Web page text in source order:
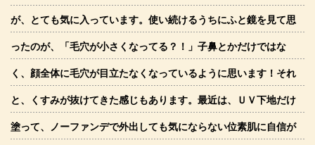
が、とても気に入っています。使い続けるうちにふと鏡を見て思
ったのが、「毛穴が小さくなってる？！」子鼻とかだけではな
く、顔全体に毛穴が目立たなくなっているように思います！それ
と、くすみが抜けてきた感じもあります。最近は、ＵＶ下地だけ
塗って、ノーファンデで外出しても気にならない位素肌に自信が